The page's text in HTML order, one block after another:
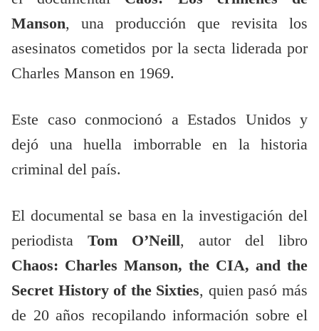
Manson, una producción que revisita los
asesinatos cometidos por la secta liderada por
Charles Manson en 1969.
Este caso conmocionó a Estados Unidos y
dejó una huella imborrable en la historia
criminal del país.
El documental se basa en la investigación del
periodista Tom O’Neill, autor del libro
Chaos: Charles Manson, the CIA, and the
Secret History of the Sixties, quien pasó más
de 20 años recopilando información sobre el